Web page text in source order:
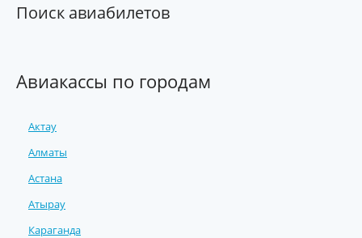
Поиск авиабилетов
Авиакассы по городам
Актау
Алматы
Астана
Атырау
Караганда